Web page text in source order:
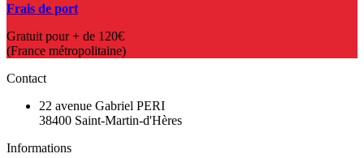
Frais de port
Gratuit pour + de 120€
(France métropolitaine)
Contact
22 avenue Gabriel PERI
38400 Saint-Martin-d'Hères
Informations